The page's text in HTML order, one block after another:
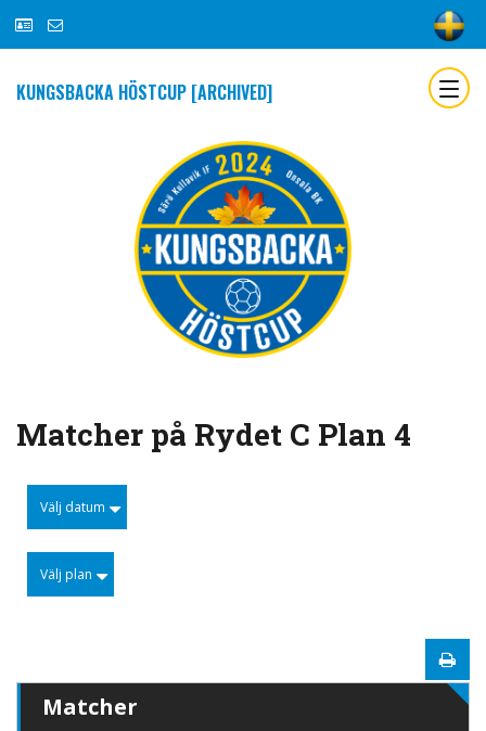
KUNGSBACKA HÖSTCUP [ARCHIVED]
Matcher på Rydet C Plan 4
Välj datum
Välj plan
Matcher